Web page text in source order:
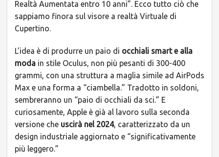
Realtà Aumentata entro 10 anni”. Ecco tutto ciò che
sappiamo finora sul visore a realtà Virtuale di
Cupertino.
L’idea è di produrre un paio di occhiali smart e alla
moda in stile Oculus, non più pesanti di 300-400
grammi, con una struttura a maglia simile ad AirPods
Max e una forma a “ciambella.” Tradotto in soldoni,
sembreranno un “paio di occhiali da sci.” E
curiosamente, Apple è già al lavoro sulla seconda
versione che uscirà nel 2024, caratterizzato da un
design industriale aggiornato e “significativamente
più leggero.”